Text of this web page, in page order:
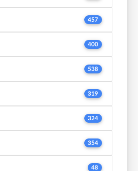
457
400
538
319
324
354
48